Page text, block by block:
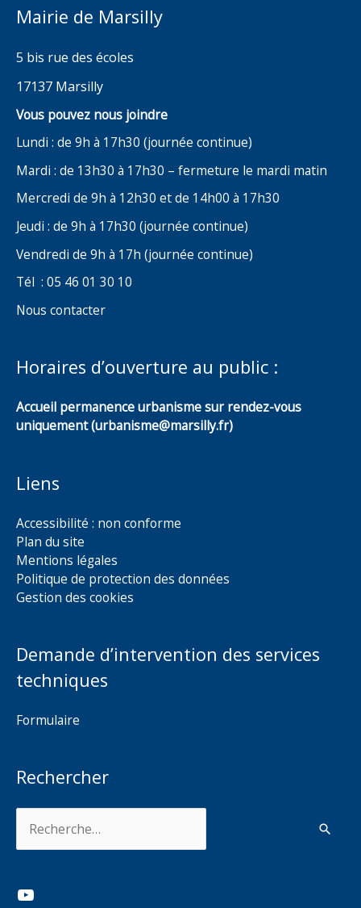
Mairie de Marsilly
5 bis rue des écoles
17137 Marsilly
Vous pouvez nous joindre
Lundi : de 9h à 17h30 (journée continue)
Mardi : de 13h30 à 17h30 – fermeture le mardi matin
Mercredi de 9h à 12h30 et de 14h00 à 17h30
Jeudi : de 9h à 17h30 (journée continue)
Vendredi de 9h à 17h (journée continue)
Tél : 05 46 01 30 10
Nous contacter
Horaires d’ouverture au public :
Accueil permanence urbanisme sur rendez-vous
uniquement (urbanisme@marsilly.fr)
Liens
Accessibilité : non conforme
Plan du site
Mentions légales
Politique de protection des données
Gestion des cookies
Demande d’intervention des services
techniques
Formulaire
Rechercher
YouTube